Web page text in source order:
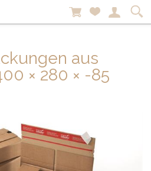
aus
× 280 × -85